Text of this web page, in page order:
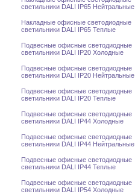
светильники DALI IP65 Нейтральные
Накладные офисные светодиодные
светильники DALI IP65 Теплые
Подвесные офисные светодиодные
светильники DALI IP20 Холодные
Подвесные офисные светодиодные
светильники DALI IP20 Нейтральные
Подвесные офисные светодиодные
светильники DALI IP20 Теплые
Подвесные офисные светодиодные
светильники DALI IP44 Холодные
Подвесные офисные светодиодные
светильники DALI IP44 Нейтральные
Подвесные офисные светодиодные
светильники DALI IP44 Теплые
Подвесные офисные светодиодные
светильники DALI IP54 Холодные